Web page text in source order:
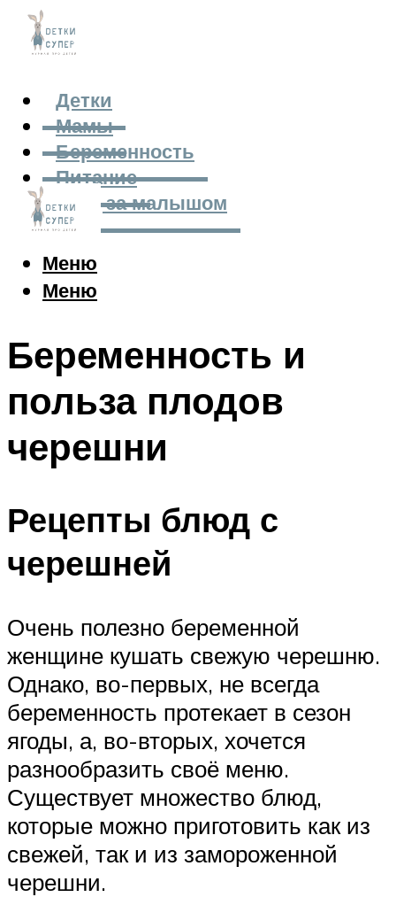
Детки
Мамы
Беременность
Питание
Уход за малышом
Меню
Меню
Беременность и
польза плодов
черешни
Рецепты блюд с
черешней
Очень полезно беременной
женщине кушать свежую черешню.
Однако, во-первых, не всегда
беременность протекает в сезон
ягоды, а, во-вторых, хочется
разнообразить своё меню.
Существует множество блюд,
которые можно приготовить как из
свежей, так и из замороженной
черешни.